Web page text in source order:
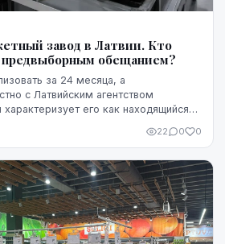
завод в Латвии. Кто
предвыборным обещанием?
за 24 месяца, а
с Латвийским агентством
характеризует его как находящийся
технологий, ни
уже обеспечена и на чем
22 0 0